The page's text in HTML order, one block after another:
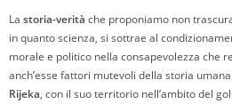
La storia-verità che proponiamo non
in quanto scienza, si sottrae al
morale e politico nella consapevolezza che
anch’esse fattori mutevoli della storia
Rijeka, con il suo territorio nell’ambito del